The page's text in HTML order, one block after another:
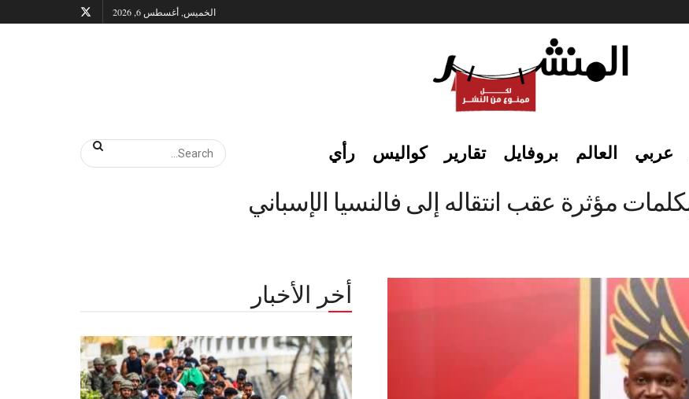
الخميس, أغسطس 6, 2026
عربي العالم بروفايل تقارير كواليس رأي
مؤثرة عقب انتقاله إلى فالنسيا الإسباني
أخر الأخبار